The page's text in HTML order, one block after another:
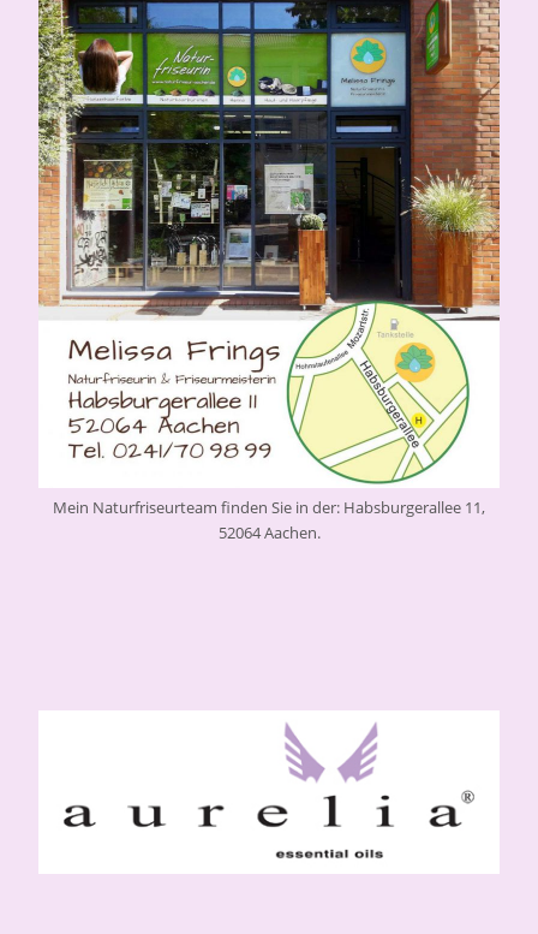
Mein Naturfriseurteam finden Sie in der: Habsburgerallee 11,
52064 Aachen.